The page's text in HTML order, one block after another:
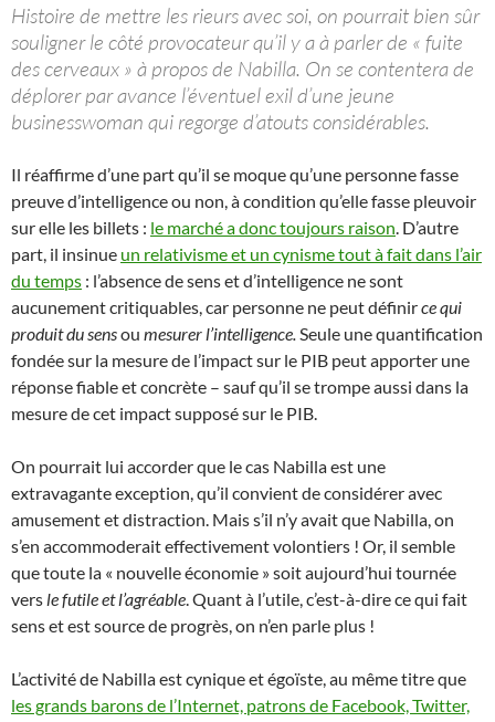
Histoire de mettre les rieurs avec soi, on pourrait bien sûr
souligner le côté provocateur qu’il y a à parler de « fuite
des cerveaux » à propos de Nabilla. On se contentera de
déplorer par avance l’éventuel exil d’une jeune
businesswoman qui regorge d’atouts considérables.
Il réaffirme d’une part qu’il se moque qu’une personne fasse
preuve d’intelligence ou non, à condition qu’elle fasse pleuvoir
sur elle les billets : le marché a donc toujours raison . D’autre
part, il insinue un relativisme et un cynisme tout à fait dans l’air
du temps : l’absence de sens et d’intelligence ne sont
aucunement critiquables, car personne ne peut définirce qui
produit du sensou mesurer l’intelligence. Seule une quantification
fondée sur la mesure de l’impact sur le PIB peut apporter une
réponse fiable et concrète – sauf qu’il se trompe aussi dans la
mesure de cet impact supposé sur le PIB.
On pourrait lui accorder que le cas Nabilla est une
extravagante exception, qu’il convient de considérer avec
amusement et distraction. Mais s’il n’y avait que Nabilla, on
s’en accommoderait effectivement volontiers ! Or, il semble
que toute la « nouvelle économie » soit aujourd’hui tournée
vers le futile et l’agréable . Quant à l’utile, c’est-à-dire ce qui fait
sens et est source de progrès, on n’en parle plus !
L’activité de Nabilla est cynique et égoïste, au même titre que
les grands barons de l’Internet, patrons de Facebook, Twitter,